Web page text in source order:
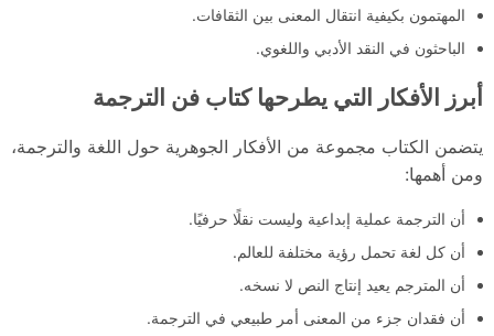
المهتمون بكيفية انتقال المعنى بين الثقافات.
الباحثون في النقد الأدبي واللغوي.
أبرز الأفكار التي يطرحها كتاب فن الترجمة
يتضمن الكتاب مجموعة من الأفكار الجوهرية حول اللغة والترجمة،
ومن أهمها:
أن الترجمة عملية إبداعية وليست نقلًا حرفيًا.
أن كل لغة تحمل رؤية مختلفة للعالم.
أن المترجم يعيد إنتاج النص لا نسخه.
أن فقدان جزء من المعنى أمر طبيعي في الترجمة.